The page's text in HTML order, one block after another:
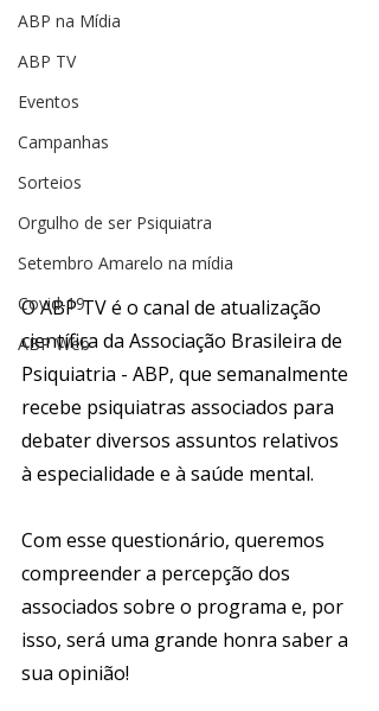
ABP na Mídia
ABP TV
Eventos
Campanhas
Sorteios
Orgulho de ser Psiquiatra
Setembro Amarelo na mídia
Covid-19
ABP Web
O ABP TV é o canal de atualização
científica da Associação Brasileira de
Psiquiatria - ABP, que semanalmente
recebe psiquiatras associados para
debater diversos assuntos relativos
à especialidade e à saúde mental.
Com esse questionário, queremos
compreender a percepção dos
associados sobre o programa e, por
isso, será uma grande honra saber a
sua opinião!